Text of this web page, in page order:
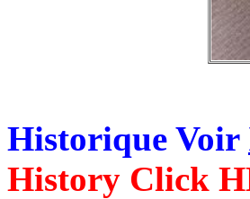
Historique Voir
History Click